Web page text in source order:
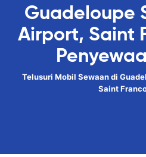
Guadeloupe
Airport, Saint
Telusuri Mobil Sewaan di
Saint